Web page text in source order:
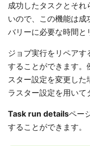
成功したタスクとそ
いので、この機能は成
バリーに必要な時間と
ジョブ実行をリペア
することができます。
スター設定を変更した
ラスター設定を用いて
Task run detailsペー
することができます。